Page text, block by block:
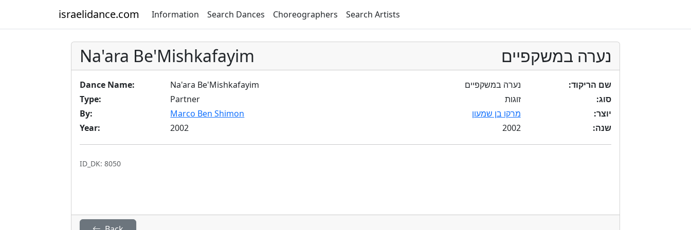
israelidance.com Information Search Dances Choreographers Search Artists
Na'ara Be'Mishkafayim נערה במשקפיים
Dance Name:
Na'ara Be'Mishkafayim
Type:
Partner
By:
Marco Ben Shimon
Year:
2002
שם הריקוד:
נערה במשקפיים
סוג:
זוגות
יוצר:
מרקו בן שמעון
שנה:
2002
ID_DK: 8050